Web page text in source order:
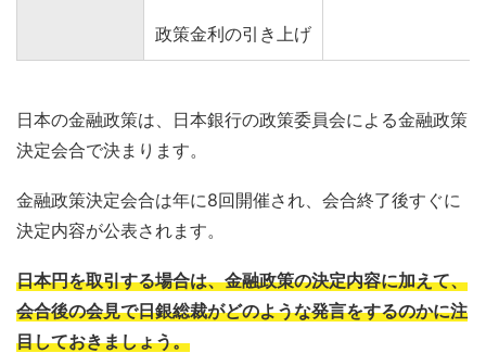
政策金利の引き上げ
日本の金融政策は、日本銀行の政策委員会による金融政策
決定会合で決まります。
金融政策決定会合は年に8回開催され、会合終了後すぐに
決定内容が公表されます。
日本円を取引する場合は、金融政策の決定内容に加えて、
会合後の会見で日銀総裁がどのような発言をするのかに注
目しておきましょう。